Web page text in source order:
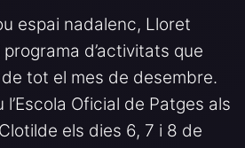
espai nadalenc, Lloret
d’activitats que
de tot el mes de desembre.
l’Escola Oficial de Patges als
els dies 6, 7 i 8 de